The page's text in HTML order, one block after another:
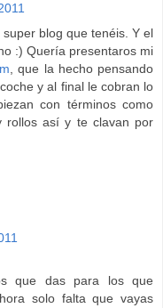
blog que tenéis. Y el
:) Quería presentaros mi
, que la hecho pensando
y al final le cobran lo
con términos como
rollos así y te clavan por
que das para los que
solo falta que vayas